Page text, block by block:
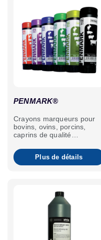
PENMARK®
Crayons marqueurs pour
bovins, ovins, porcins,
caprins de qualité
Penmark pour libérer les
deux mains.Plus de détails